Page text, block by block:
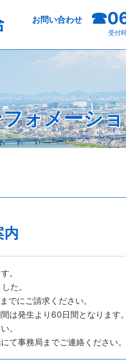
お問い合わせ
受付
ォメーシ
内
。
た。
でにご請求ください。
は発生より60日間となります。
。
て事務局までご連絡ください。